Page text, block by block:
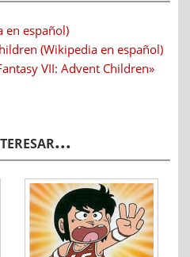
en español)
(Wikipedia en español)
VII: Advent Children»